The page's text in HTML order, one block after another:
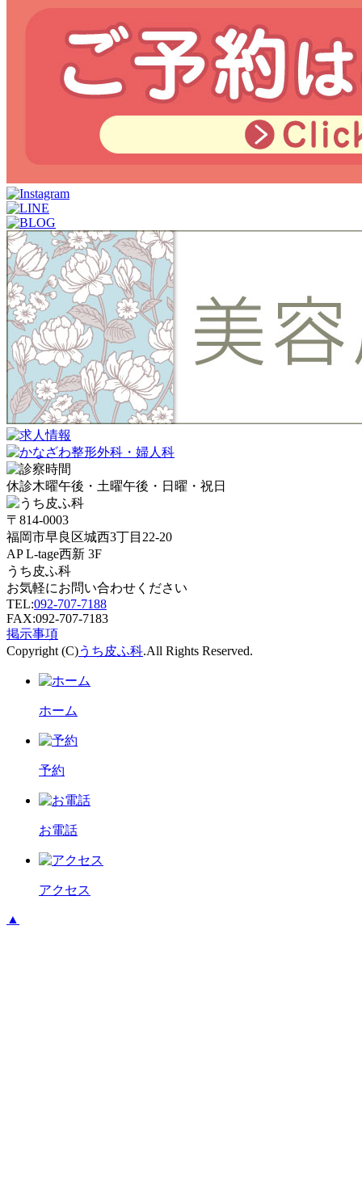
休診木曜午後・土曜午後・日曜・祝日
〒814-0003
福岡市早良区城西3丁目22-20
AP L-tage西新 3F
うち皮ふ科
お気軽にお問い合わせください
TEL:092-707-7188
FAX:092-707-7183
掲示事項
Copyright (C)うち皮ふ科.All Rights Reserved.
ホーム
予約
お電話
アクセス
▲